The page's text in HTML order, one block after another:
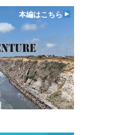
本編はこちら